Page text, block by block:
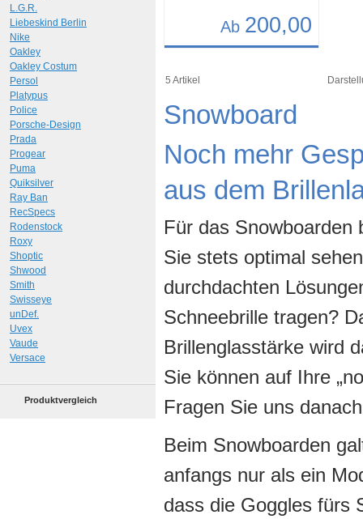
Ab 200,00
Art.-Nr.: 10261
5 Artikel
Snowboard
Noch mehr
aus dem
Für das
Sie stets optimal
durchdachten
Schneebrille tragen?
Brillenglasstärke wird
Sie können auf Ihre
Fragen Sie uns
Beim Snowboarden
anfangs nur als ein
dass die Goggles fürs
L.G.R.
Liebeskind Berlin
Nike
Oakley
Oakley Costum
Persol
Platypus
Police
Porsche-Design
Prada
Progear
Puma
Quiksilver
Ray Ban
RecSpecs
Rodenstock
Roxy
Shoptic
Shwood
Smith
Swisseye
unDef.
Uvex
Vaude
Versace
Produktvergleich